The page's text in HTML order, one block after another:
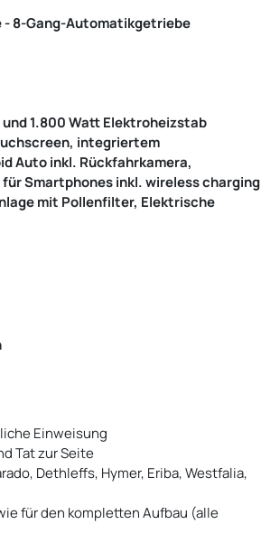
- 8-Gang-Automatikgetriebe
1.800 Watt Elektroheizstab
integriertem
Auto inkl. Rückfahrkamera,
Smartphones inkl. wireless charging
mit Pollenfilter, Elektrische
Einweisung
Tat zur Seite
Dethleffs, Hymer, Eriba, Westfalia,
für den kompletten Aufbau (alle